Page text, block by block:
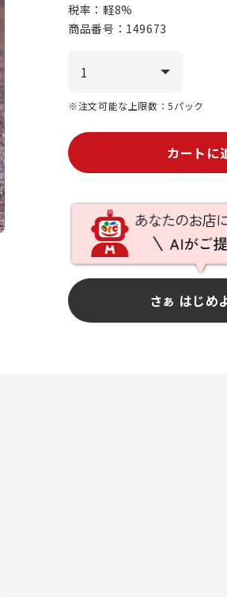
税率：軽8%
商品番号： 149673
※注文可能な上限数：5パック
カートに
さぁ はじめ